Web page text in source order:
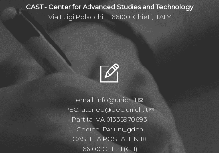
CAST - Center for Advanced Studies and Technology
Via Luigi Polacchi 11, 66100, Chieti, ITALY
email: info@unich.it
PEC: ateneo@pec.unich.it
Partita IVA 01335970693
Codice IPA: uni_gdch
CASELLA POSTALE N.18
66100 CHIETI (CH)